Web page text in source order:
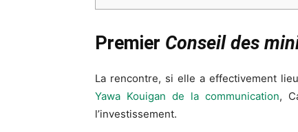
Premier Conseil des
La rencontre, si elle a effectivement
Yawa Kouigan de la communication,
l’investissement.